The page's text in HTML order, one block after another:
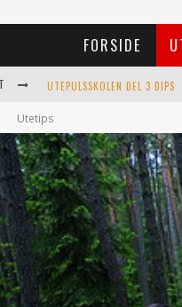
FORSIDE
UTEPULSSKOLEN DEL 3 DIPS
TURTIPS: RJUKAN’S SVAR PÅ
FØLER IKKE FOR Å TRENE I
8 TIPS SOM KANSKJE HJELPER
UTETEST: POLAR GRIT X
Utetips